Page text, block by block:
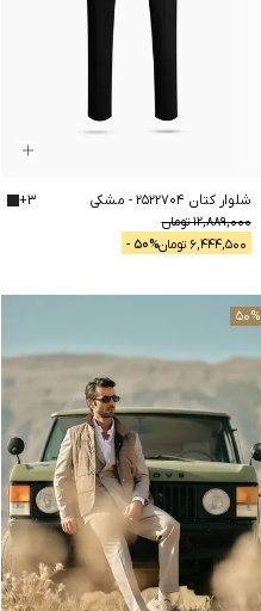
شلوار کتان 2522704 - مشکی
12,889,000تومان
6,444,500 تومان 50% -
+3
50%